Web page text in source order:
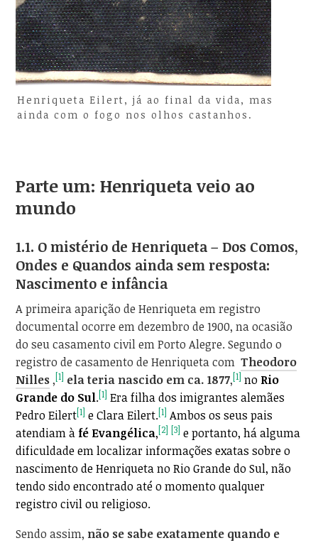
Henriqueta Eilert, já ao final da vida, mas
ainda com o fogo nos olhos castanhos.
Parte um: Henriqueta veio ao
mundo
1.1. O mistério de Henriqueta – Dos Comos,
Ondes e Quandos ainda sem resposta:
Nascimento e infância
A primeira aparição de Henriqueta em registro
documental ocorre em dezembro de 1900, na ocasião
do seu casamento civil em Porto Alegre. Segundo o
registro de casamento de Henriqueta com Theodoro
Nilles ,[1] ela teria nascido em ca. 1877,[1] no Rio
Grande do Sul.[1] Era filha dos imigrantes alemães
Pedro Eilert[1] e Clara Eilert.[1] Ambos os seus pais
atendiam àfé Evangélica,[2] [3] e portanto, há alguma
dificuldade em localizar informações exatas sobre o
nascimento de Henriqueta no Rio Grande do Sul, não
tendo sido encontrado até o momento qualquer
registro civil ou religioso.
Sendo assim, não se sabe exatamente quando e